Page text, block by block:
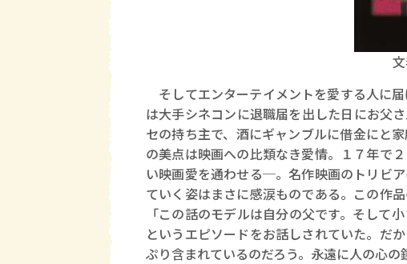
そしてエンターテイメントを愛する人に
は大手シネコンに退職届を出した日にお父
セの持ち主で、酒にギャンブルに借金にと
の美点は映画への比類なき愛情。１７年で
い映画愛を通わせる─。名作映画のトリビ
ていく姿はまさに感涙ものである。この作
「この話のモデルは自分の父です。そして
というエピソードをお話しされていた。だ
ぷり含まれているのだろう。永遠に人の心の